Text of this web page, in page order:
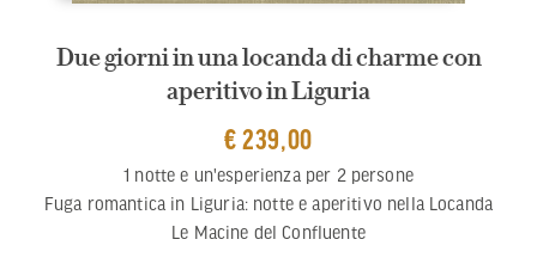
Due giorni in una locanda di charme con
aperitivo in Liguria
€ 239,00
1 notte e un'esperienza per 2 persone
Fuga romantica in Liguria: notte e aperitivo nella Locanda
Le Macine del Confluente